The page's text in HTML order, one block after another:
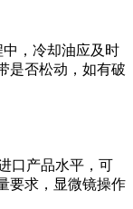
，冷却油应及时
是否松动，如有破
口产品水平，可
要求，显微镜操作